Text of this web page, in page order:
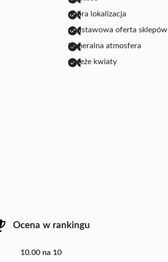
dobra lokalizacja
podstawowa oferta sklepów
kameralna atmosfera
świeże kwiaty
Ocena w rankingu
10.00 na 10